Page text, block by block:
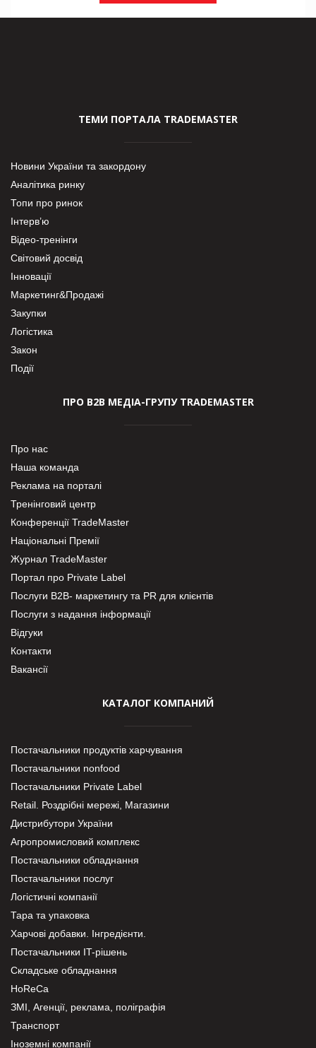
ТЕМИ ПОРТАЛА TRADEMASTER
Новини України та закордону
Аналітика ринку
Топи про ринок
Інтерв’ю
Відео-тренінги
Світовий досвід
Інновації
Маркетинг&Продажі
Закупки
Логістика
Закон
Події
ПРО В2В МЕДІА-ГРУПУ TRADEMASTER
Про нас
Наша команда
Реклама на порталі
Тренінговий центр
Конференції TradeMaster
Національні Премії
Журнал TradeMaster
Портал про Private Label
Послуги В2В- маркетингу та PR для клієнтів
Послуги з надання інформації
Відгуки
Контакти
Вакансії
КАТАЛОГ КОМПАНИЙ
Постачальники продуктів харчування
Постачальники nonfood
Постачальники Private Label
Retail. Роздрібні мережі, Магазини
Дистрибутори України
Агропромисловий комплекс
Постачальники обладнання
Постачальники послуг
Логістичні компанії
Тара та упаковка
Харчові добавки. Інгредієнти.
Постачальники IT-рішень
Складське обладнання
HoReCa
ЗМІ, Агенції, реклама, поліграфія
Транспорт
Іноземні компанії